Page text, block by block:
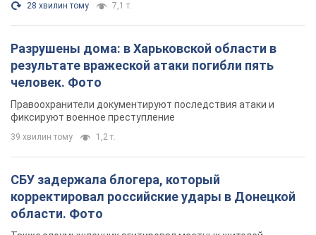
28 хвилин тому 7,1 т.
Разрушены дома: в Харьковской области в
результате вражеской атаки погибли пять
человек. Фото
Правоохранители документируют последствия атаки и
фиксируют военное преступление
39 хвилин тому 1,2 т.
СБУ задержала блогера, который
корректировал российские удары в Донецкой
области. Фото